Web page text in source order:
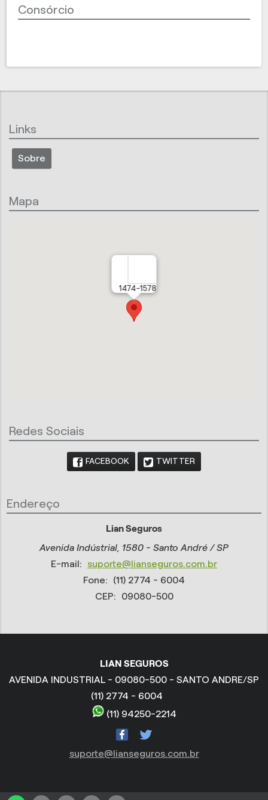
Consórcio
Links
Sobre
Mapa
1474-1578
Redes Sociais
FACEBOOK TWITTER
Endereço
Lian Seguros
Avenida Indústrial, 1580 - Santo André / SP
E-mail:
suporte@lianseguros.com.br
Fone:
(11) 2774 - 6004
CEP:
09080-500
LIAN SEGUROS
AVENIDA INDUSTRIAL - 09080-500 - SANTO ANDRE/SP
(11) 2774 - 6004
(11) 94250-2214
suporte@lianseguros.com.br